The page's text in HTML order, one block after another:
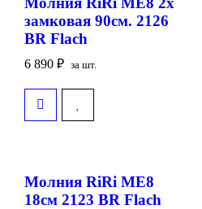
замковая 90см. 2126
BR Flach
6 890 ₽ за шт.
Молния RiRi ME8
18см 2123 BR Flach